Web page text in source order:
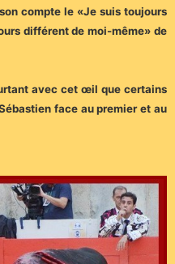
compte le «Je suis toujours
différent de moi-même» de
avec cet œil que certains
face au premier et au